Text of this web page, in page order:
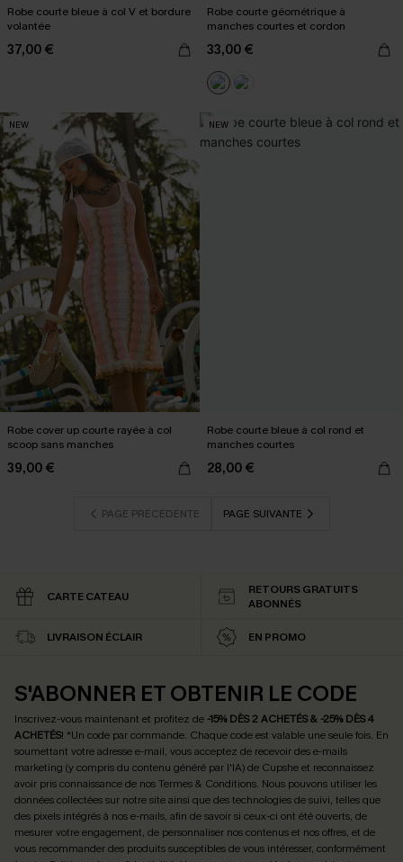
Robe courte bleue à col V et bordure
volantée
37,00 €
Robe courte géométrique à
manches courtes et cordon
33,00 €
NEW
Robe cover up courte rayée à col
scoop sans manches
39,00 €
NEW
Robe courte bleue à col rond et
manches courtes
28,00 €
PAGE PRÉCÉDENTE PAGE SUIVANTE
CARTE CATEAU
RETOURS GRATUITS
ABONNÉS
LIVRAISON ÉCLAIR EN PROMO
S'ABONNER ET OBTENIR LE CODE
Inscrivez-vous maintenant et profitez de -15% DÈS 2 ACHETÉS & -25% DÈS 4
ACHETÉS! *Un code par commande. Chaque code est valable une seule fois. En
soumettant votre adresse e-mail, vous acceptez de recevoir des e-mails
marketing (y compris du contenu généré par l'IA) de Cupshe et reconnaissez
avoir pris connaissance de nosTermes & Conditions. Nous pouvons utiliser les
données collectées sur notre site ainsi que des technologies de suivi, telles que
des pixels intégrés à nos e-mails, afin de savoir si ceux-ci ont été ouverts, de
mesurer votre engagement, de personnaliser nos contenus et nos offres, et de
vous recommander des produits susceptibles de vous intéresser, conformément